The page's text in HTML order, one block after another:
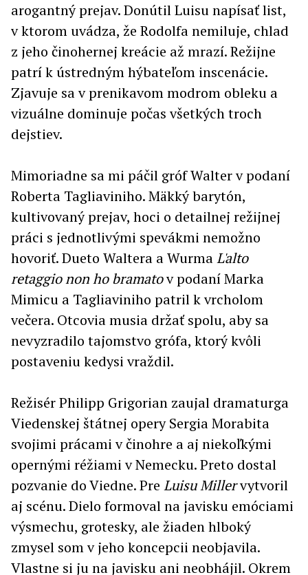
arogantný prejav. Donútil Luisu napísať list,
v ktorom uvádza, že Rodolfa nemiluje, chlad
z jeho činohernej kreácie až mrazí. Režijne
patrí k ústredným hýbateľom inscenácie.
Zjavuje sa v prenikavom modrom obleku a
vizuálne dominuje počas všetkých troch
dejstiev.
Mimoriadne sa mi páčil gróf Walter v podaní
Roberta Tagliaviniho. Mäkký barytón,
kultivovaný prejav, hoci o detailnej režijnej
práci s jednotlivými spevákmi nemožno
hovoriť. Dueto Waltera a WurmaL'alto
retaggio non ho bramatov podaní Marka
Mimicu a Tagliaviniho patril k vrcholom
večera. Otcovia musia držať spolu, aby sa
nevyzradilo tajomstvo grófa, ktorý kvôli
postaveniu kedysi vraždil.
Režisér Philipp Grigorian zaujal dramaturga
Viedenskej štátnej opery Sergia Morabita
svojimi prácami v činohre a aj niekoľkými
opernými réžiami v Nemecku. Preto dostal
pozvanie do Viedne. Pre LuisuMillervytvoril
aj scénu. Dielo formoval na javisku emóciami
výsmechu, grotesky, ale žiaden hlboký
zmysel som v jeho koncepcii neobjavila.
Vlastne si ju na javisku ani neobhájil. Okrem